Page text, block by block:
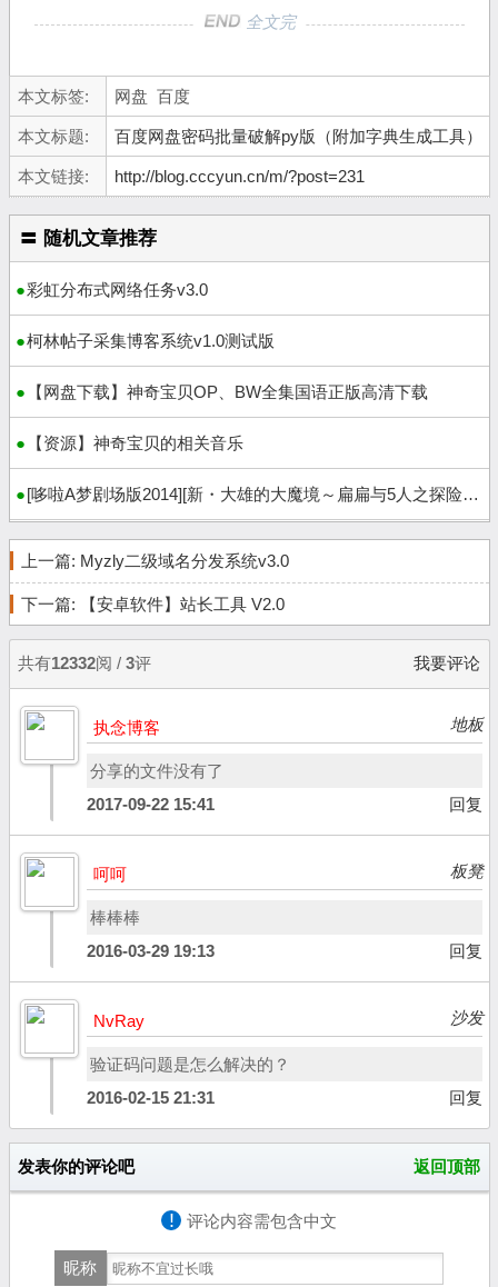
全文完
本文标签: 网盘 百度
本文标题: 百度网盘密码批量破解py版（附加字典生成工具）
本文链接: http://blog.cccyun.cn/m/?post=231
〓 随机文章推荐
彩虹分布式网络任务v3.0
柯林帖子采集博客系统v1.0测试版
【网盘下载】神奇宝贝OP、BW全集国语正版高清下载
【资源】神奇宝贝的相关音乐
[哆啦A梦剧场版2014][新・大雄的大魔境～扁扁与5人之探险队][480P&1080P]
上一篇: Myzly二级域名分发系统v3.0
下一篇: 【安卓软件】站长工具 V2.0
共有12332阅 / 3评 我要评论
执念博客 地板
分享的文件没有了
2017-09-22 15:41
回复
呵呵 板凳
棒棒棒
2016-03-29 19:13
回复
NvRay 沙发
验证码问题是怎么解决的？
2016-02-15 21:31
回复
发表你的评论吧 返回顶部
! 评论内容需包含中文
昵称